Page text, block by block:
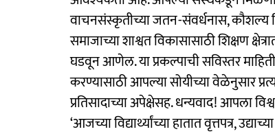
वाचनसंस्कृतीच्या जतन-संवर्धनास, कौशल्य
समाजाच्या शाश्वत विकासासाठी शिक्षण
घडवून आणेल. या प्रकल्पाची सविस्तर
करण्यासाठी आपल्या सोयीच्या वेळेनुसार
प्रतिसादाच्या अपेक्षेसह. धन्यवाद! आपला
‘आजच्या विद्यार्थ्यांच्या हातात वृत्तपत्र,